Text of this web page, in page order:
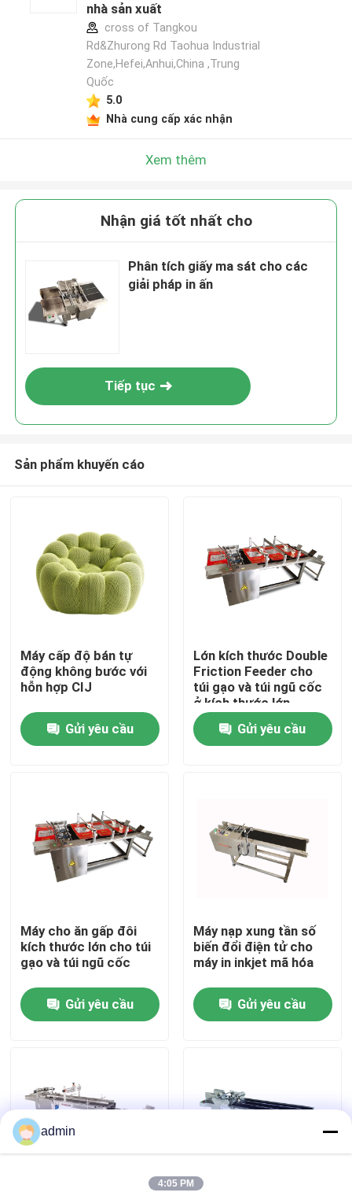
Nhà
Video
Chuyến tham quan nhà máy
Kiểm soát chất lượng
Tin tức
Các vụ án
nhà sản xuất
cross of Tangkou
Rd&Zhurong Rd Taohua Industrial
Zone,Hefei,Anhui,China ,Trung
Quốc
5.0
Nhà cung cấp xác nhận
Xem thêm
Nhận giá tốt nhất cho
Phân tích giấy ma sát cho các
giải pháp in ấn
Tiếp tục
Sản phẩm khuyến cáo
Máy cấp độ bán tự
động không bước với
hỗn hợp CIJ
Gửi yêu cầu
Lớn kích thước Double
Friction Feeder cho
túi gạo và túi ngũ cốc
ở kích thước lớn
Gửi yêu cầu
Máy cho ăn gấp đôi
kích thước lớn cho túi
gạo và túi ngũ cốc
Gửi yêu cầu
Máy nạp xung tần số
biến đổi điện tử cho
máy in inkjet mã hóa
Gửi yêu cầu
admin
4:05 PM